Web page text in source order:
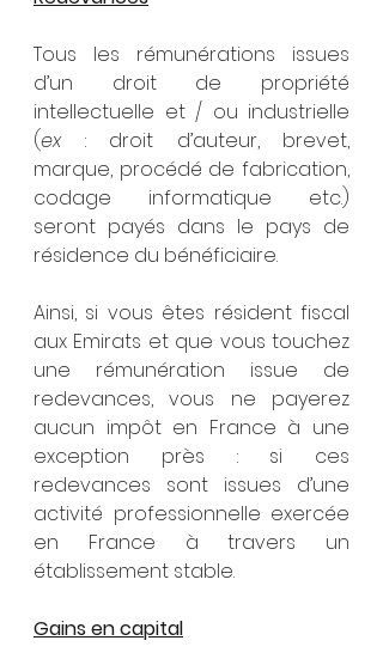
Tous les rémunérations issues
d’un droit de propriété
intellectuelle et / ou industrielle
(ex : droit d’auteur, brevet,
marque, procédé de fabrication,
codage informatique etc.)
seront payés dans le pays de
résidence du bénéficiaire.
Ainsi, si vous êtes résident fiscal
aux Emirats et que vous touchez
une rémunération issue de
redevances, vous ne payerez
aucun impôt en France à une
exception près : si ces
redevances sont issues d’une
activité professionnelle exercée
en France à travers un
établissement stable.
Gains en capital